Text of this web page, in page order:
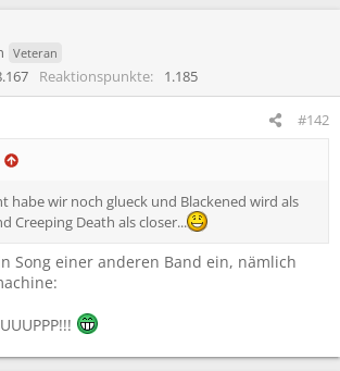
Veteran
Reaktionspunkte 1.185
#142
habe wir noch glueck und Blackened wird als
Creeping Death als closer...
Song einer anderen Band ein, nämlich